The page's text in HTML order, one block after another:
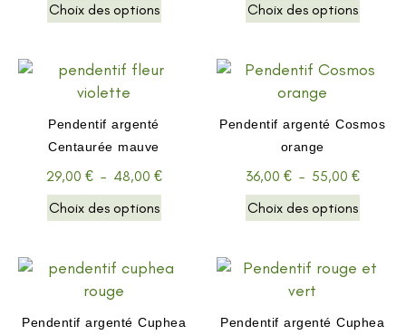
Choix des options
Choix des options
Pendentif argenté
Centaurée mauve
29,00 € – 48,00 €
Choix des options
Pendentif argenté Cosmos
orange
36,00 € – 55,00 €
Choix des options
Pendentif argenté Cuphea Pendentif argenté Cuphea